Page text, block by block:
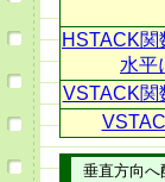
HSTACK関
水平
VSTACK関
垂直方向へ